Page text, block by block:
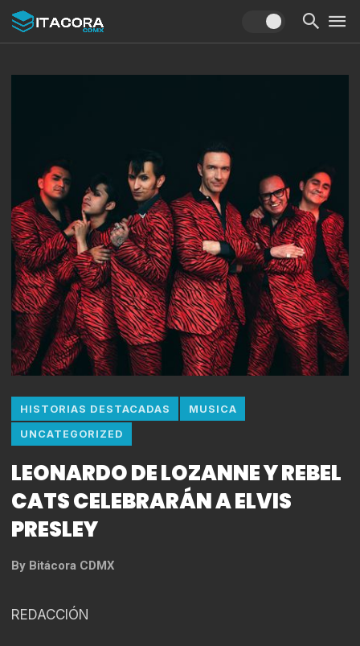
HISTORIAS DESTACADAS MUSICA
UNCATEGORIZED
LEONARDO DE LOZANNE Y REBEL
CATS CELEBRARÁN A ELVIS
PRESLEY
By Bitácora CDMX
REDACCIÓN